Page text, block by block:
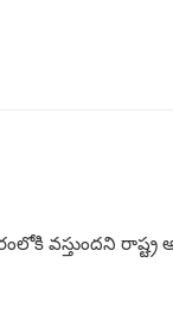
రాష్ట్ర